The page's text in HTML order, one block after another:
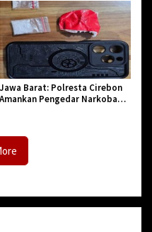
Jawa Barat: Polresta Cirebon
Amankan Pengedar Narkoba